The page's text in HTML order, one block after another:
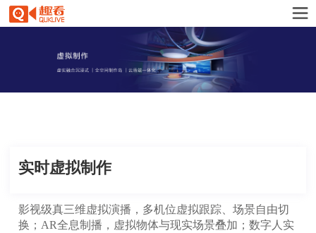
实时虚拟制作
影视级真三维虚拟演播，多机位虚拟跟踪、场景自由切
换；AR全息制播，虚拟物体与现实场景叠加；数字人实